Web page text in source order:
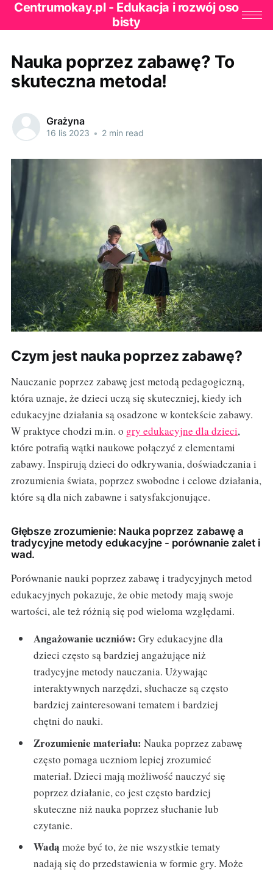
Centrumokay.pl - Edukacja i rozwój oso
bisty
Nauka poprzez zabawę? To
skuteczna metoda!
Grażyna
16 lis 2023 • 2 min read
Czym jest nauka poprzez zabawę?
Nauczanie poprzez zabawę jest metodą pedagogiczną,
która uznaje, że dzieci uczą się skuteczniej, kiedy ich
edukacyjne działania są osadzone w kontekście zabawy.
W praktyce chodzi m.in. o gry edukacyjne dla dzieci,
które potrafią wątki naukowe połączyć z elementami
zabawy. Inspirują dzieci do odkrywania, doświadczania i
zrozumienia świata, poprzez swobodne i celowe działania,
które są dla nich zabawne i satysfakcjonujące.
Głębsze zrozumienie: Nauka poprzez zabawę a
tradycyjne metody edukacyjne - porównanie zalet i
wad.
Porównanie nauki poprzez zabawę i tradycyjnych metod
edukacyjnych pokazuje, że obie metody mają swoje
wartości, ale też różnią się pod wieloma względami.
Angażowanie uczniów: Gry edukacyjne dla
dzieci często są bardziej angażujące niż
tradycyjne metody nauczania. Używając
interaktywnych narzędzi, słuchacze są często
bardziej zainteresowani tematem i bardziej
chętni do nauki.
Zrozumienie materiału: Nauka poprzez zabawę
często pomaga uczniom lepiej zrozumieć
materiał. Dzieci mają możliwość nauczyć się
poprzez działanie, co jest często bardziej
skuteczne niż nauka poprzez słuchanie lub
czytanie.
Wadą może być to, że nie wszystkie tematy
nadają się do przedstawienia w formie gry. Może